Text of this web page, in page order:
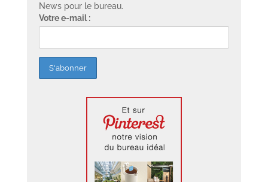
News pour le bureau.
Votre e-mail :